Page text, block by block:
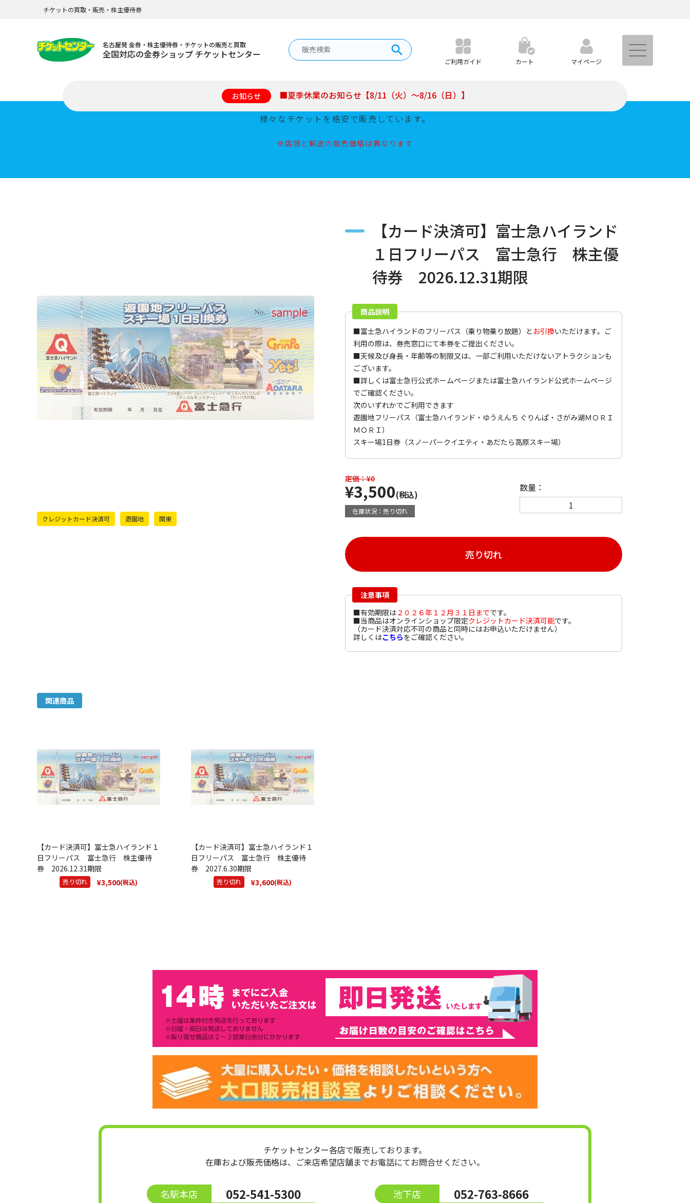
チケットの買取・販売・株主優待券
名古屋発 金券・株主優待券・チケットの販売と買取
全国対応の金券ショップ チケットセンター
ご利用ガイド カート マイページ
お知らせ ■夏季休業のお知らせ【8/11（火）～8/16（日）】
チケット販売
格安新幹線、格安航空券、野球チケット、イベント公演チケットなど
様々なチケットを格安で販売しています。
※店頭と郵送の販売価格は異なります
クレジットカード決済可 遊園地 関東
【カード決済可】富士急ハイランド
１日フリーパス 富士急行 株主優
待券 2026.12.31期限
商品説明
■富士急ハイランドのフリーパス（乗り物乗り放題）と お引換いただけます。ご
利用の際は、券売窓口にて本券をご提出ください。
■天候及び身長・年齢等の制限又は、一部ご利用いただけないアトラクションも
ございます。
■詳しくは富士急行公式ホームページまたは富士急ハイランド公式ホームページ
でご確認ください。
次のいずれかでご利用できます
遊園地フリーパス（富士急ハイランド・ゆうえんち ぐりんぱ・さがみ湖ＭＯＲＩ
ＭＯＲＩ）
スキー場1日券（スノーパークイエティ・あだたら高原スキー場）
在庫状況：売り切れ
定価：¥0
¥3,500(税込)
数量：
売り切れ
注意事項
■有効期限は２０２６年１２月３１日までです。
■当商品はオンラインショップ限定クレジットカード決済可能です。
（カード決済対応不可の商品と同時にはお申込いただけません）
詳しくはこちらをご確認ください。
関連商品
【カード決済可】富士急ハイランド１
日フリーパス 富士急行 株主優待
券 2026.12.31期限
売り切れ ¥3,500(税込)
【カード決済可】富士急ハイランド１
日フリーパス 富士急行 株主優待
券 2027.6.30期限
売り切れ ¥3,600(税込)
チケットセンター各店で販売しております。
在庫および販売価格は、ご来店希望店舗までお電話にてお問合せください。
名駅本店 052-541-5300 池下店 052-763-8666